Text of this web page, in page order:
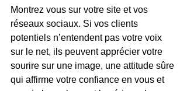
Montrez vous sur votre site et vos
réseaux sociaux. Si vos clients
potentiels n’entendent pas votre voix
sur le net, ils peuvent apprécier votre
sourire sur une image, une attitude sûre
qui affirme votre confiance en vous et